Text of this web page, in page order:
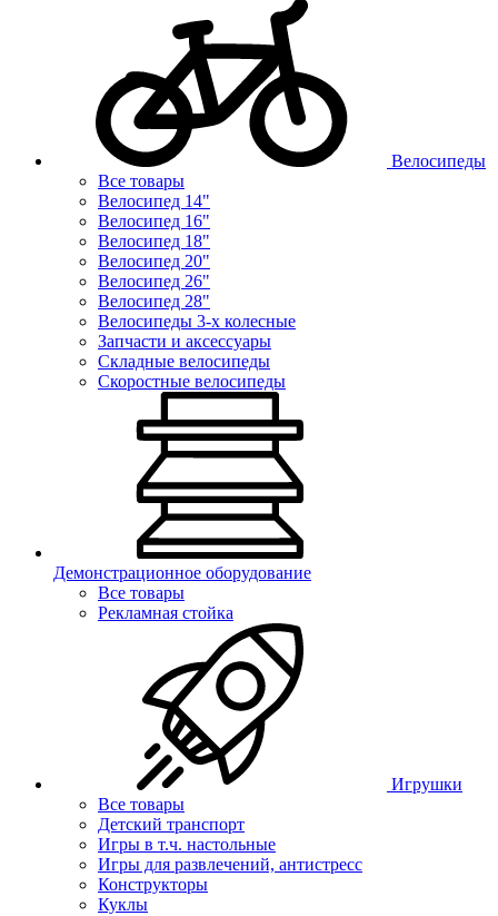
Велосипеды
Все товары
Велосипед 14"
Велосипед 16"
Велосипед 18"
Велосипед 20"
Велосипед 26"
Велосипед 28"
Велосипеды 3-х колесные
Запчасти и аксессуары
Складные велосипеды
Скоростные велосипеды
Демонстрационное оборудование
Все товары
Рекламная стойка
Игрушки
Все товары
Детский транспорт
Игры в т.ч. настольные
Игры для развлечений, антистресс
Конструкторы
Куклы